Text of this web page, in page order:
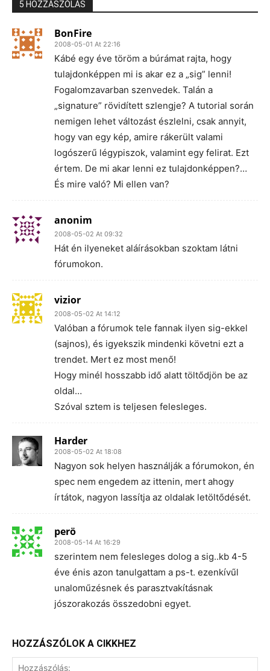
5 HOZZÁSZÓLÁS
BonFire
2008-05-01 At 22:16
Kábé egy éve töröm a búrámat rajta, hogy
tulajdonképpen mi is akar ez a „sig” lenni!
Fogalomzavarban szenvedek. Talán a
„signature” rövidített szlengje? A tutorial során
nemigen lehet változást észlelni, csak annyit,
hogy van egy kép, amire rákerült valami
logószerű légypiszok, valamint egy felirat. Ezt
értem. De mi akar lenni ez tulajdonképpen?…
És mire való? Mi ellen van?
anonim
2008-05-02 At 09:32
Hát én ilyeneket aláírásokban szoktam látni
fórumokon.
vizior
2008-05-02 At 14:12
Valóban a fórumok tele fannak ilyen sig-ekkel
(sajnos), és igyekszik mindenki követni ezt a
trendet. Mert ez most menő!
Hogy minél hosszabb idő alatt töltődjön be az
oldal…
Szóval sztem is teljesen felesleges.
Harder
2008-05-02 At 18:08
Nagyon sok helyen használják a fórumokon, én
spec nem engedem az ittenin, mert ahogy
írtátok, nagyon lassítja az oldalak letöltődését.
perö
2008-05-14 At 16:29
szerintem nem felesleges dolog a sig..kb 4-5
éve énis azon tanulgattam a ps-t. ezenkívűl
unaloműzésnek és parasztvakításnak
jószorakozás összedobni egyet.
HOZZÁSZÓLOK A CIKKHEZ